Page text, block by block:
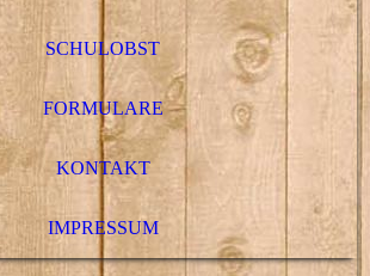
SCHULOBST
FORMULARE
KONTAKT
IMPRESSUM